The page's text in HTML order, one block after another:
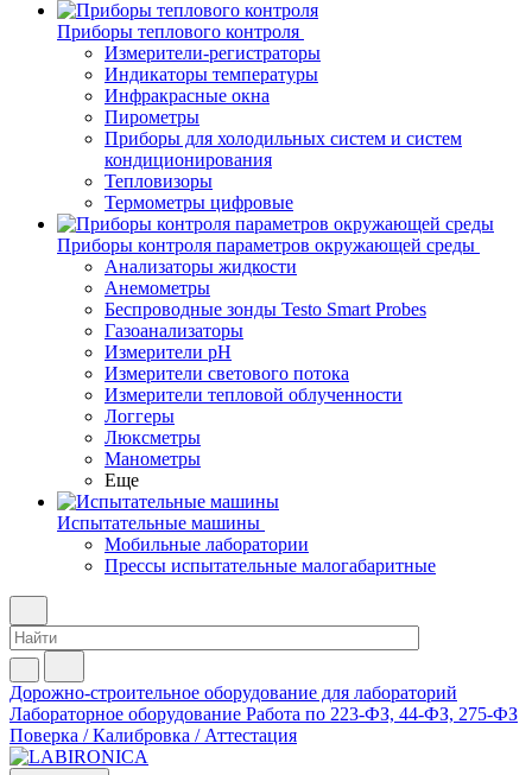
Приборы теплового контроля
Измерители-регистраторы
Индикаторы температуры
Инфракрасные окна
Пирометры
Приборы для холодильных систем и систем
кондиционирования
Тепловизоры
Термометры цифровые
Приборы контроля параметров окружающей среды
Анализаторы жидкости
Анемометры
Беспроводные зонды Testo Smart Probes
Газоанализаторы
Измерители pH
Измерители светового потока
Измерители тепловой облученности
Логгеры
Люксметры
Манометры
Еще
Испытательные машины
Мобильные лаборатории
Прессы испытательные малогабаритные
Дорожно-строительное оборудование для лабораторий
Лабораторное оборудование Работа по 223-ФЗ, 44-ФЗ, 275-ФЗ
Поверка / Калибровка / Аттестация